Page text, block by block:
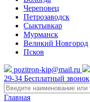
Череповец
Петрозаводск
Сыктывкар
Мурманск
Великий Новгород
Псков
pozitron-kip@mail.ru
29-34 Бесплатный звонок
Главная